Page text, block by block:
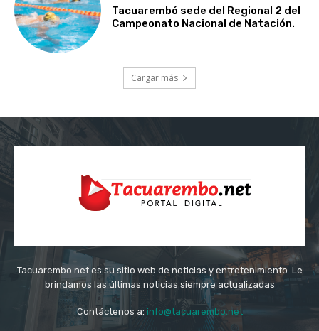
Tacuarembó sede del Regional 2 del
Campeonato Nacional de Natación.
Cargar más
Tacuarembo.net es su sitio web de noticias y entretenimiento. Le
brindamos las últimas noticias siempre actualizadas
Contáctenos a: info@tacuarembo.net